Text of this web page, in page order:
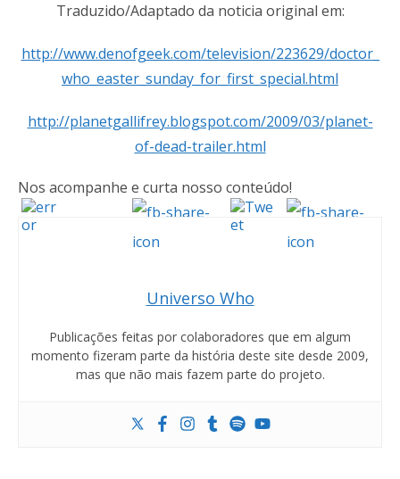
Traduzido/Adaptado da noticia original em:
http://www.denofgeek.com/television/223629/doctor_
who_easter_sunday_for_first_special.html
http://planetgallifrey.blogspot.com/2009/03/planet-
of-dead-trailer.html
Nos acompanhe e curta nosso conteúdo!
Universo Who
Publicações feitas por colaboradores que em algum
momento fizeram parte da história deste site desde 2009,
mas que não mais fazem parte do projeto.